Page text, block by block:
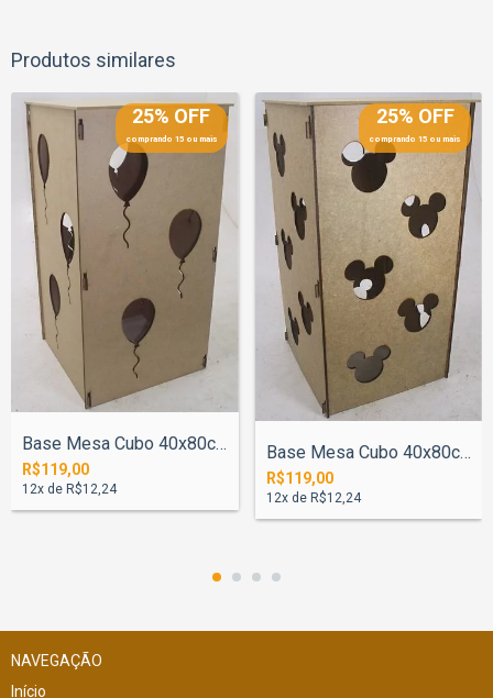
Produtos similares
25% OFF
comprando 15 ou mais
Base Mesa Cubo 40x80cm Balão
R$119,00
12x de R$12,24
25% OFF
comprando 15 ou mais
Base Mesa Cubo 40x80cm Mickey
R$119,00
12x de R$12,24
NAVEGAÇÃO
Início